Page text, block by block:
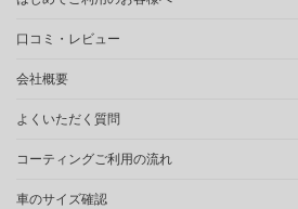
口コミ・レビュー
会社概要
よくいただく質問
コーティングご利用の流れ
車のサイズ確認